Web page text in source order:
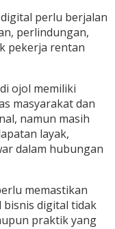
perlu berjalan
perlindungan,
pekerja rentan
ojol memiliki
masyarakat dan
namun masih
layak,
dalam hubungan
memastikan
digital tidak
praktik yang